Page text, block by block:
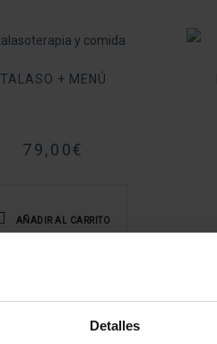
Detalles
TALASO + MENÚ
79,00€
AÑADIR AL CARRITO